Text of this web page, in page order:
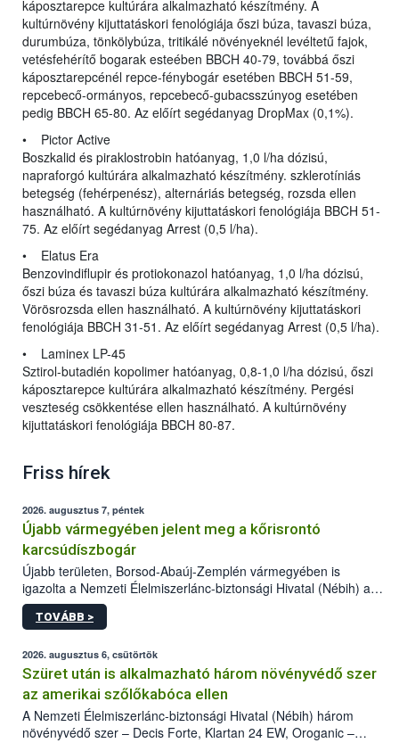
káposztarepce kultúrára alkalmazható készítmény. A
kultúrnövény kijuttatáskori fenológiája őszi búza, tavaszi búza,
durumbúza, tönkölybúza, tritikálé növényeknél levéltetű fajok,
vetésfehérítő bogarak esteében BBCH 40-79, továbbá őszi
káposztarepcénél repce-fénybogár esetében BBCH 51-59,
repcebecő-ormányos, repcebecő-gubacsszúnyog esetében
pedig BBCH 65-80. Az előírt segédanyag DropMax (0,1%).
• Pictor Active
Boszkalid és piraklostrobin hatóanyag, 1,0 l/ha dózisú,
napraforgó kultúrára alkalmazható készítmény. szklerotíniás
betegség (fehérpenész), alternáriás betegség, rozsda ellen
használható. A kultúrnövény kijuttatáskori fenológiája BBCH 51-
75. Az előírt segédanyag Arrest (0,5 l/ha).
• Elatus Era
Benzovindiflupir és protiokonazol hatóanyag, 1,0 l/ha dózisú,
őszi búza és tavaszi búza kultúrára alkalmazható készítmény.
Vörösrozsda ellen használható. A kultúrnövény kijuttatáskori
fenológiája BBCH 31-51. Az előírt segédanyag Arrest (0,5 l/ha).
• Laminex LP-45
Sztirol-butadién kopolimer hatóanyag, 0,8-1,0 l/ha dózisú, őszi
káposztarepce kultúrára alkalmazható készítmény. Pergési
veszteség csökkentése ellen használható. A kultúrnövény
kijuttatáskori fenológiája BBCH 80-87.
Friss hírek
2026. augusztus 7, péntek
Újabb vármegyében jelent meg a kőrisrontó
karcsúdíszbogár
Újabb területen, Borsod-Abaúj-Zemplén vármegyében is
igazolta a Nemzeti Élelmiszerlánc-biztonsági Hivatal (Nébih) a
kőrisrontó karcsúdíszbogár (Agrilus planipennis) jelenlétét. A
kártevőt nem csak színcsapdában találták meg, de már fertőzött
az intenzív felderítést, emellett az intézkedéseket a szlovák
hatósággal is összehangolják a terjedés megállítása érdekében.
TOVÁBB >
2026. augusztus 6, csütörtök
Szüret után is alkalmazható három növényvédő szer
az amerikai szőlőkabóca ellen
A Nemzeti Élelmiszerlánc-biztonsági Hivatal (Nébih) három
növényvédő szer – Decis Forte, Klartan 24 EW, Oroganic –